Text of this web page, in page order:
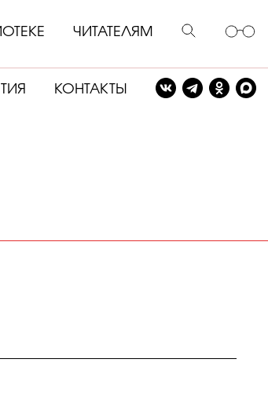
ЧИТАТЕЛЯМ
КОНТАКТЫ